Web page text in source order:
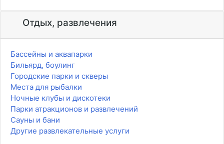
Отдых, развлечения
Бассейны и аквапарки
Бильярд, боулинг
Городские парки и скверы
Места для рыбалки
Ночные клубы и дискотеки
Парки атракционов и развлечений
Сауны и бани
Другие развлекательные услуги